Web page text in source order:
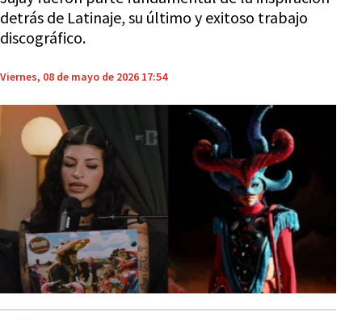
detrás de Latinaje, su último y exitoso trabajo
discográfico.
Viernes, 08 de mayo de 2026 17:54